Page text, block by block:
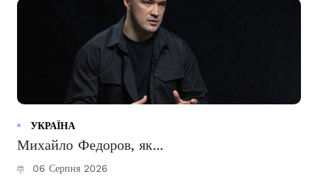
УКРАЇНА
Михайло Федоров, як...
06 Серпня 2026